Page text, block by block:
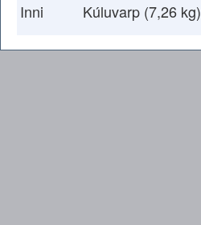
Inni Kúluvarp (7,26 kg)